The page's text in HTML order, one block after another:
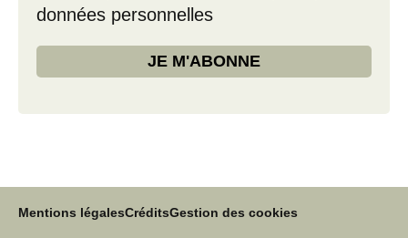
données personnelles
Mentions légalesCréditsGestion des cookies